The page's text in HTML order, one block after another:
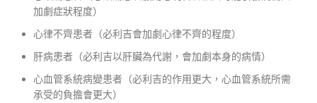
加劇症狀程度）
心律不齊患者（必利吉會加劇心律不齊的程度）
肝病患者（必利吉以肝臟為代謝，會加劇本身的病情）
心血管系統病變患者（必利吉的作用更大，心血管系統所需
承受的負擔會更大）